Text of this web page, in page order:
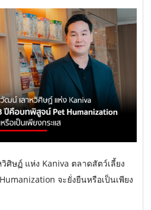
ศิษฏ์ แห่ง Kaniva ตลาดสัตว์เลี้ยง
จะยั่งยืนหรือเป็นเพียง